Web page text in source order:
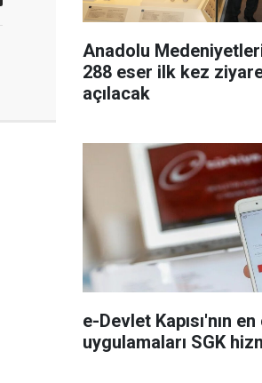
Anadolu
288 eser ilk kez
açılacak
e-Devlet Kapısı'nın
uygulamaları SGK